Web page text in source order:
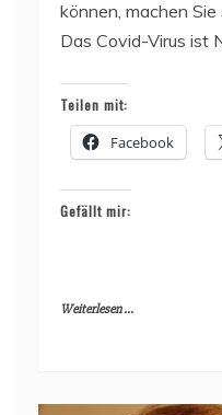
können, machen
Das Covid-Virus ist
Teilen mit:
Facebook
Gefällt mir:
Weiterlesen ...